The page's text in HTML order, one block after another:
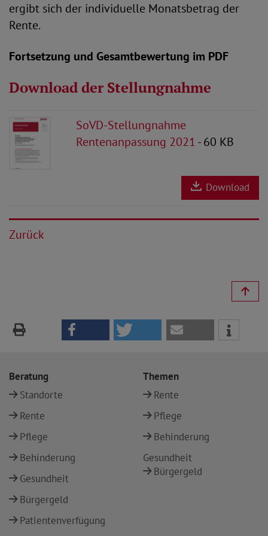
ergibt sich der individuelle Monatsbetrag der
Rente.
Fortsetzung und Gesamtbewertung im PDF
Download der Stellungnahme
SoVD-Stellungnahme
Rentenanpassung 2021- 60 KB
Download
Zurück
Beratung
Standorte
Rente
Pflege
Behinderung
Gesundheit
Bürgergeld
Patientenverfügung
Themen
Rente
Pflege
Behinderung
Gesundheit
Bürgergeld